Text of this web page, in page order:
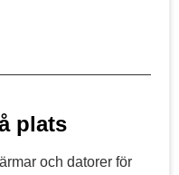
plats
och datorer för